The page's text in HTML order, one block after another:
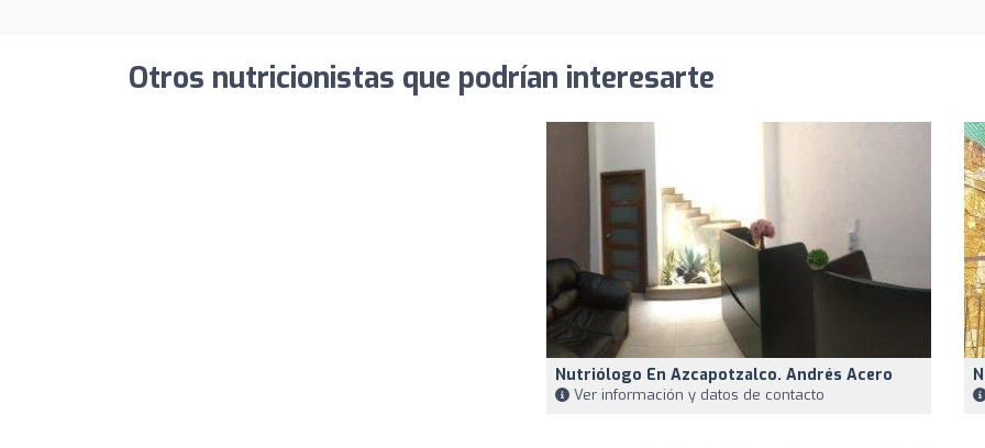
Otros nutricionistas que podrían interesarte
Nutriólogo En Azcapotzalco. Andrés Acero
Ver información y datos de contacto